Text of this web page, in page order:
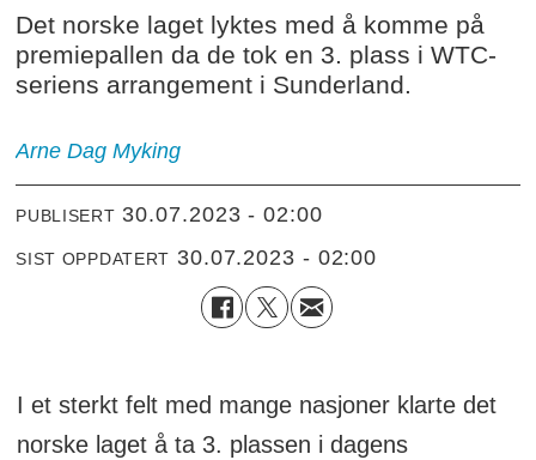
Det norske laget lyktes med å komme på
premiepallen da de tok en 3. plass i WTC-
seriens arrangement i Sunderland.
Arne Dag Myking
PUBLISERT 30.07.2023 - 02:00
SIST OPPDATERT 30.07.2023 - 02:00
I et sterkt felt med mange nasjoner klarte det
norske laget å ta 3. plassen i dagens